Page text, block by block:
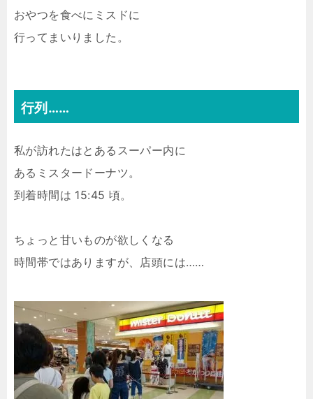
おやつを食べにミスドに
行ってまいりました。
行列……
私が訪れたはとあるスーパー内に
あるミスタードーナツ。
到着時間は 15:45 頃。
ちょっと甘いものが欲しくなる
時間帯ではありますが、店頭には……